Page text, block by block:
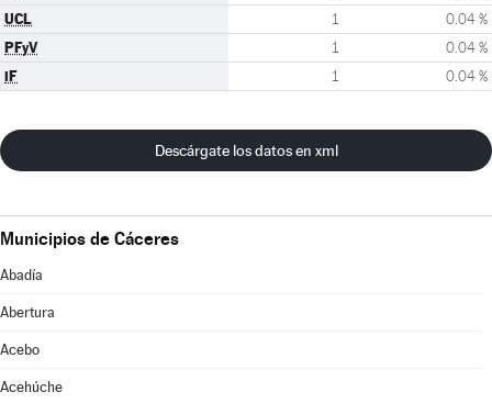
UCL 1 0.04 %
PFyV 1 0.04 %
iF 1 0.04 %
Descárgate los datos en xml
Municipios de Cáceres
Abadía
Abertura
Acebo
Acehúche